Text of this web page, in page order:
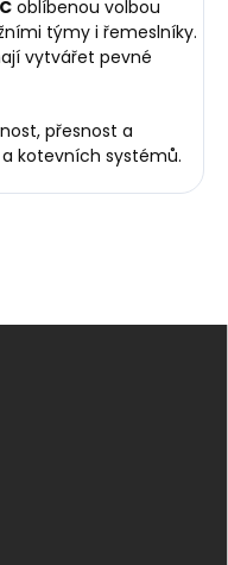
oblíbenou volbou
týmy i řemeslníky.
vytvářet pevné
přesnost a
kotevních systémů.